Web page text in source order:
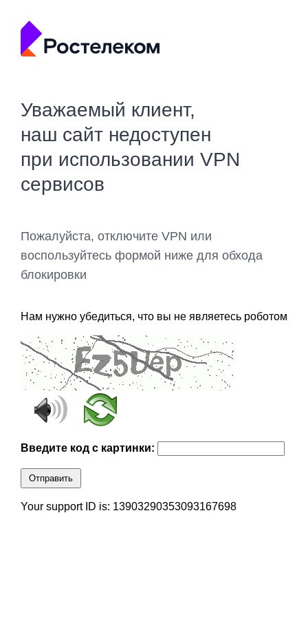
Уважаемый клиент,
наш сайт недоступен
при использовании VPN
сервисов
Пожалуйста, отключите VPN или
воспользуйтесь формой ниже для обхода
блокировки
Нам нужно убедиться, что вы не являетесь роботом
Введите код с картинки:
Отправить
Your support ID is: 13903290353093167698